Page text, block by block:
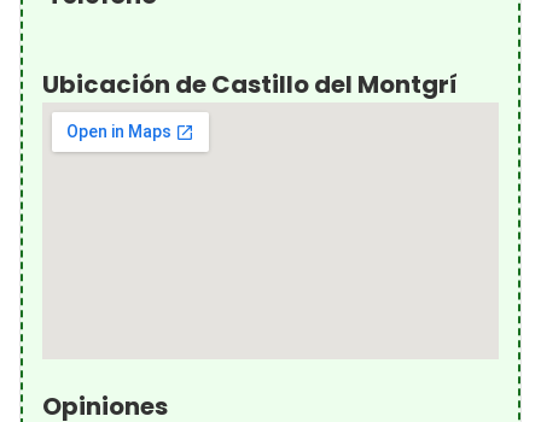
Ubicación de Castillo del Montgrí
Opiniones